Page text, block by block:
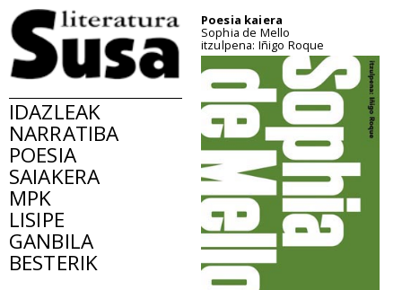
IDAZLEAK
NARRATIBA
POESIA
SAIAKERA
MPK
LISIPE
GANBILA
BESTERIK
Poesia kaiera
Sophia de Mello
itzulpena: Iñigo Roque